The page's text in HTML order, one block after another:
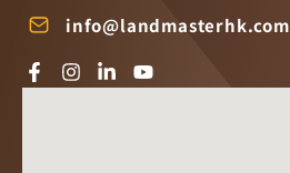
info@landmasterhk.com